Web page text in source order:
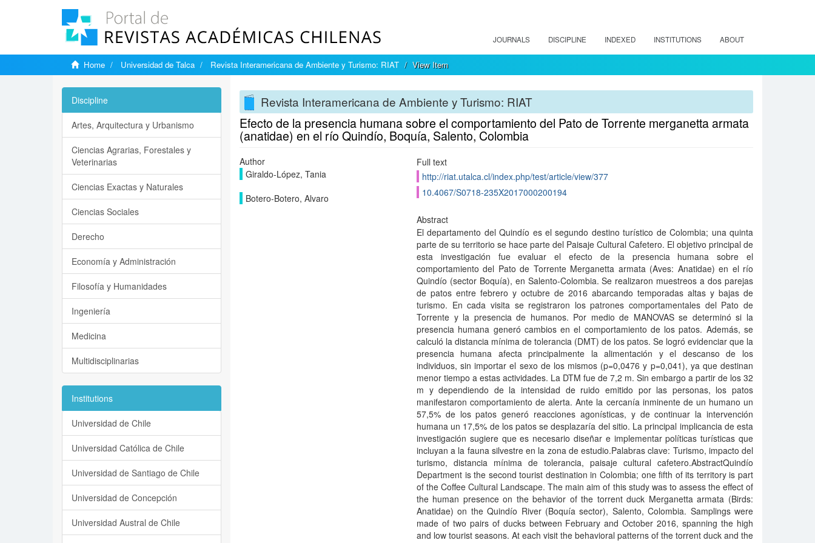
JOURNALS DISCIPLINE INDEXED INSTITUTIONS ABOUT
Home Universidad de Talca Revista Interamericana de Ambiente y Turismo: RIAT View Item
Revista Interamericana de Ambiente y Turismo: RIAT
Efecto de la presencia humana sobre el comportamiento del Pato de Torrente merganetta armata
(anatidae) en el río Quindío, Boquía, Salento, Colombia
Author
Giraldo-López, Tania
Botero-Botero, Alvaro
Full text
http://riat.utalca.cl/index.php/test/article/view/377
10.4067/S0718-235X2017000200194
Abstract
El departamento del Quindío es el segundo destino turístico de Colombia; una quinta
parte de su territorio se hace parte del Paisaje Cultural Cafetero. El objetivo principal de
esta investigación fue evaluar el efecto de la presencia humana sobre el
comportamiento del Pato de Torrente Merganetta armata (Aves: Anatidae) en el río
Quindío (sector Boquía), en Salento-Colombia. Se realizaron muestreos a dos parejas
de patos entre febrero y octubre de 2016 abarcando temporadas altas y bajas de
turismo. En cada visita se registraron los patrones comportamentales del Pato de
Torrente y la presencia de humanos. Por medio de MANOVAS se determinó si la
presencia humana generó cambios en el comportamiento de los patos. Además, se
calculó la distancia mínima de tolerancia (DMT) de los patos. Se logró evidenciar que la
presencia humana afecta principalmente la alimentación y el descanso de los
individuos, sin importar el sexo de los mismos (p=0,0476 y p=0,041), ya que destinan
menor tiempo a estas actividades. La DTM fue de 7,2 m. Sin embargo a partir de los 32
m y dependiendo de la intensidad de ruido emitido por las personas, los patos
manifestaron comportamiento de alerta. Ante la cercanía inminente de un humano un
57,5% de los patos generó reacciones agonísticas, y de continuar la intervención
humana un 17,5% de los patos se desplazaría del sitio. La principal implicancia de esta
investigación sugiere que es necesario diseñar e implementar políticas turísticas que
incluyan a la fauna silvestre en la zona de estudio.Palabras clave: Turismo, impacto del
turismo, distancia mínima de tolerancia, paisaje cultural cafetero.AbstractQuindío
Department is the second tourist destination in Colombia; one fifth of its territory is part
of the Coffee Cultural Landscape. The main aim of this study was to assess the effect of
the human presence on the behavior of the torrent duck Merganetta armata (Birds:
Anatidae) on the Quindío River (Boquía sector), Salento, Colombia. Samplings were
made of two pairs of ducks between February and October 2016, spanning the high
and low tourist seasons. At each visit the behavioral patterns of the torrent duck and the
Discipline
Artes, Arquitectura y Urbanismo
Ciencias Agrarias, Forestales y
Veterinarias
Ciencias Exactas y Naturales
Ciencias Sociales
Derecho
Economía y Administración
Filosofía y Humanidades
Ingeniería
Medicina
Multidisciplinarias
Institutions
Universidad de Chile
Universidad Católica de Chile
Universidad de Santiago de Chile
Universidad de Concepción
Universidad Austral de Chile